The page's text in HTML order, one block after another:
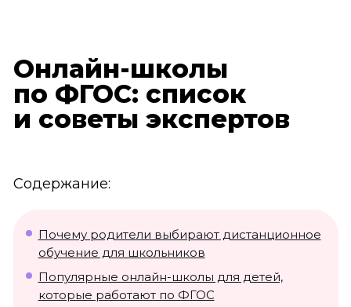
Онлайн-школы
по ФГОС: список
и советы экспертов
Содержание:
Почему родители выбирают дистанционное
обучение для школьников
Популярные онлайн-школы для детей,
которые работают по ФГОС